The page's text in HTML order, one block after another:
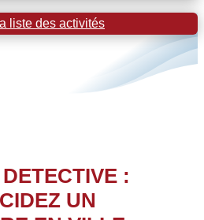
liste des activités
:
UN